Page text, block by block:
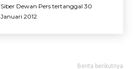
Siber Dewan Pers tertanggal 30
Januari 2012
Berita berikutnya